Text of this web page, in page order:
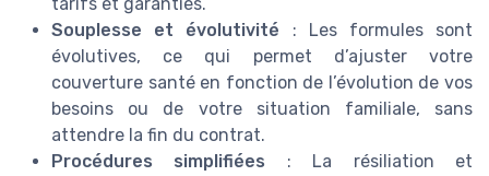
Souplesse et évolutivité : Les formules sont
évolutives, ce qui permet d’ajuster votre
couverture santé en fonction de l’évolution de vos
besoins ou de votre situation familiale, sans
attendre la fin du contrat.
Procédures simplifiées : La résiliation et